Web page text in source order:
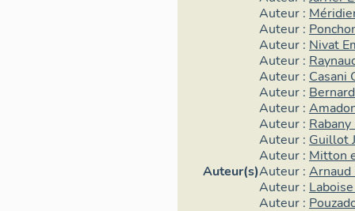
exécution du
II. Mode
1.
rapport à la
La partie nord
percement de
des Jacobins
Parcelier,
Charras
rives du
Auteur(s)
Auteur :
Auteur :
Auteur : Nivat
Auteur :
Auteur : Casani
Auteur :
Auteur :
Auteur :
Auteur : Guillot
Auteur : Mitton
Auteur : Arnaud
Auteur :
Auteur :